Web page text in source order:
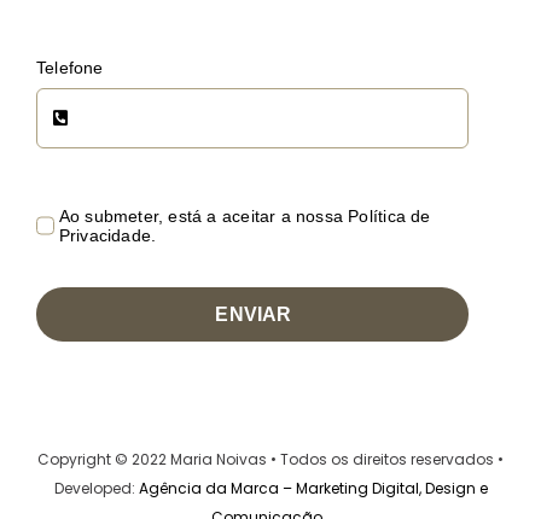
Telefone
Ao submeter, está a aceitar a nossa Política de
Privacidade.
ENVIAR
Copyright © 2022 Maria Noivas • Todos os direitos reservados •
Developed: Agência da Marca – Marketing Digital, Design e